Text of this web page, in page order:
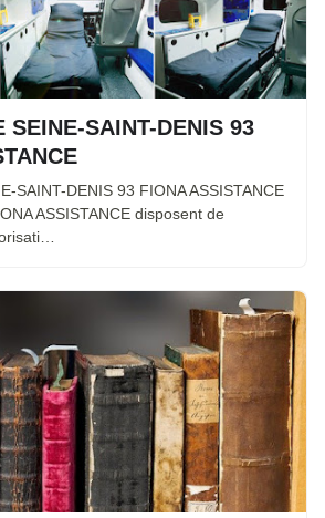
SEINE-SAINT-DENIS 93
SAINT-DENIS 93 FIONA ASSISTANCE
ASSISTANCE disposent de